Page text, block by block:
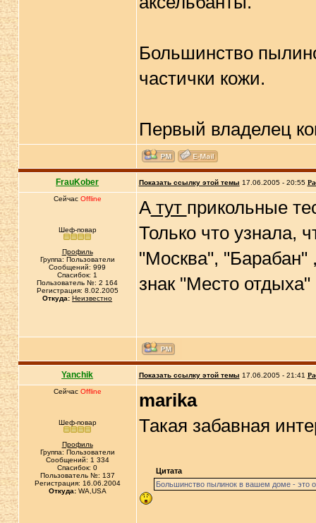
Большинство
частички кожи.
Первый владелец
FrauKober Показать ссылку этой темы 17.06.2005 - 20:55
Сейчас Offline
Шеф-повар
Профиль
Группа: Пользователи
Сообщений: 999
Спасибок: 1
Пользователь №: 2 164
Регистрация: 8.02.2005
Откуда: Неизвестно
Атут прикольные
Только что узнала,
"Москва", "Барабан"
знак "Место отдыха"
Yanchik Показать ссылку этой темы 17.06.2005 - 21:41
Сейчас Offline
Шеф-повар
Профиль
Группа: Пользователи
Сообщений: 1 334
Спасибок: 0
Пользователь №: 137
Регистрация: 16.06.2004
Откуда:WA,USA
marika
Такая забавная
Цитата
Большинство пылинок в вашем доме - это